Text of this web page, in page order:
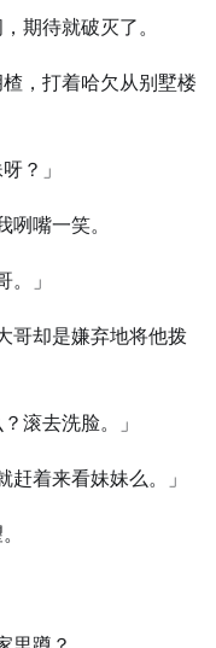
期待就破灭了。
，打着哈欠从别墅楼
？」
嘴一笑。
。」
哥却是嫌弃地将他拨
滚去洗脸。」
着来看妹妹么。」